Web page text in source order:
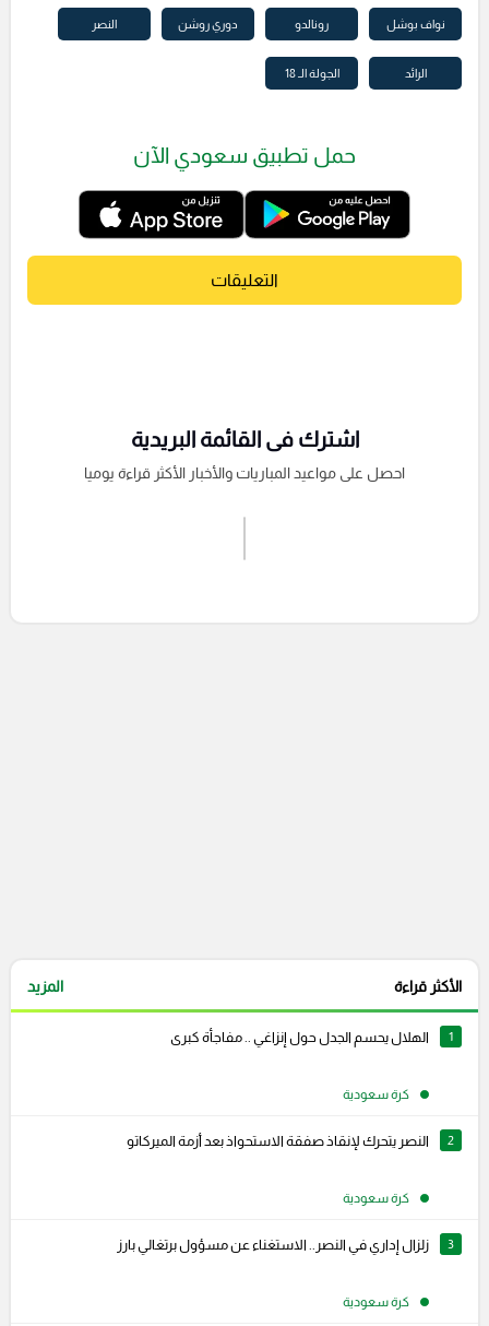
نواف بوشل رونالدو دوري روشن النصر
الرائد الجولة الـ 18
حمل تطبيق سعودي الآن
التعليقات
اشترك فى القائمة البريدية
احصل على مواعيد المباريات والأخبار الأكثر قراءة يوميا
الأكثر قراءة المزيد
1 الهلال يحسم الجدل حول إنزاغي .. مفاجأة كبرى
كرة سعودية
2 النصر يتحرك لإنقاذ صفقة الاستحواذ بعد أزمة الميركاتو
كرة سعودية
3 زلزال إداري في النصر.. الاستغناء عن مسؤول برتغالي بارز
كرة سعودية